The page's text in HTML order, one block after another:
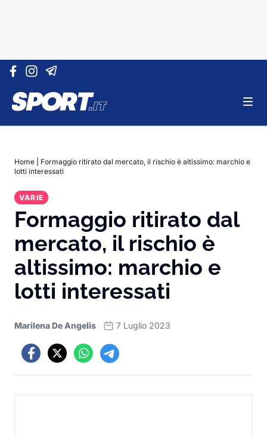
Vai al contenuto
Home
Formaggio ritirato dal mercato, il rischio è altissimo: marchio e
lotti interessati
VARIE
Formaggio ritirato dal
mercato, il rischio è
altissimo: marchio e
lotti interessati
Marilena De Angelis 7 Luglio 2023